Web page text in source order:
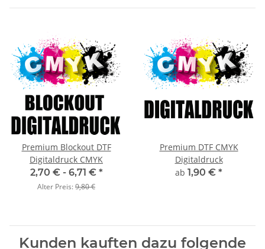
Premium Blockout DTF
Digitaldruck CMYK
2,70 € - 6,71 € *
Alter Preis:9,80 €
Premium DTF CMYK
Digitaldruck
ab 1,90 € *
Kunden kauften dazu folgende